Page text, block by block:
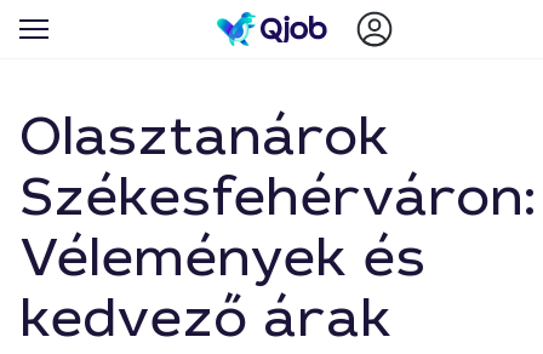
Olasztanárok
Székesfehérváron:
Vélemények és
kedvező árak